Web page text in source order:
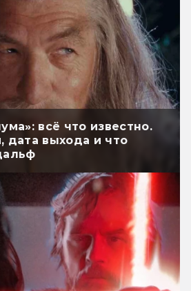
всё что известно.
дата выхода и что